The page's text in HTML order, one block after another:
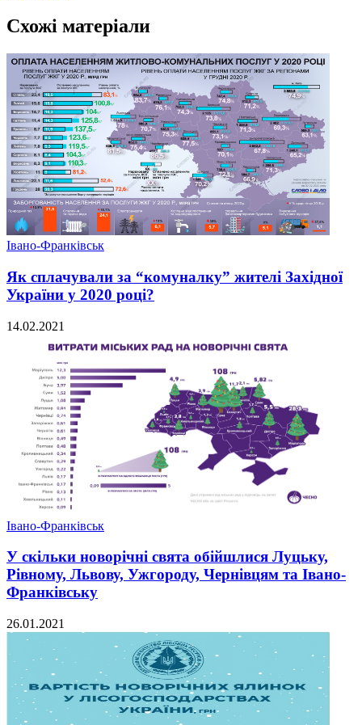
Схожі матеріали
Івано-Франківськ
Як сплачували за “комуналку” жителі Західної
України у 2020 році?
14.02.2021
Івано-Франківськ
У скільки новорічні свята обійшлися Луцьку,
Рівному, Львову, Ужгороду, Чернівцям та Івано-
Франківську
26.01.2021